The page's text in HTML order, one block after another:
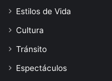
Estilos de Vida
Cultura
Tránsito
Espectáculos